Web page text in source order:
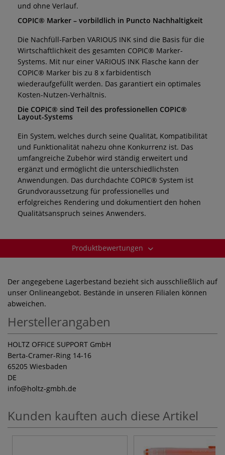
und ohne Verlauf.
COPIC® Marker – vorbildlich in Puncto Nachhaltigkeit
Die Nachfüll-Farben VARIOUS INK sind die Basis für die
Wirtschaftlichkeit des gesamten COPIC® Marker-
Systems. Mit nur einer VARIOUS INK Flasche kann der
COPIC® Marker bis zu 8 x farbidentisch
wiederaufgefüllt werden. Das garantiert ein optimales
Kosten-Nutzen-Verhältnis.
Die COPIC® sind Teil des professionellen COPIC®
Layout-Systems
Ein System, welches durch seine Qualität, Kompatibilität
und Funktionalität nahezu ohne Konkurrenz ist. Das
umfangreiche Zubehör wird ständig erweitert und
ergänzt und ermöglicht die unterschiedlichsten
Anwendungen. Das durchdachte COPIC® System ist
Grundvoraussetzung für professionelles und
erfolgreiches Rendering und dokumentiert den hohen
Qualitätsanspruch seines Anwenders.
Produktbewertungen
Der angegebene Lagerbestand bezieht sich ausschließlich auf
unser Onlineangebot. Bestände in unseren Filialen können
abweichen.
Herstellerangaben
HOLTZ OFFICE SUPPORT GmbH
Berta-Cramer-Ring 14-16
65205 Wiesbaden
DE
info@holtz-gmbh.de
Kunden kauften auch diese Artikel